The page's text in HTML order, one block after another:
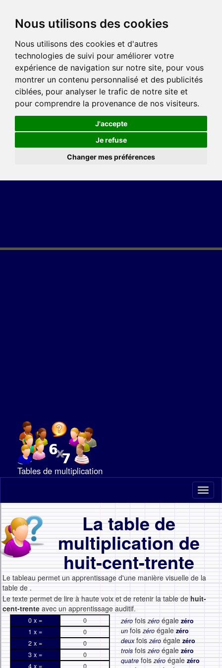
Nous utilisons des cookies
Nous utilisons des cookies et d'autres
technologies de suivi pour améliorer votre
expérience de navigation sur notre site, pour vous
montrer un contenu personnalisé et des publicités
ciblées, pour analyser le trafic de notre site et
pour comprendre la provenance de nos visiteurs.
J'accepte
Je refuse
Changer mes préférences
Tables de multiplication
La table de
multiplication de
huit-cent-trente
Le tableau permet un apprentissage d'une manière visuelle de la
table de .
Le texte permet de lire à haute voix et de retenir la table dehuit-
cent-trente avec un apprentissage auditif.
0 x =
0
1 x =
0
2 x =
0
3 x =
0
4 x =
0
zéro foiszéro égale zéro
unfoiszéroégalezéro
deuxfoiszéroégalezéro
trois foiszéro égale zéro
quatrefoiszéroégalezéro